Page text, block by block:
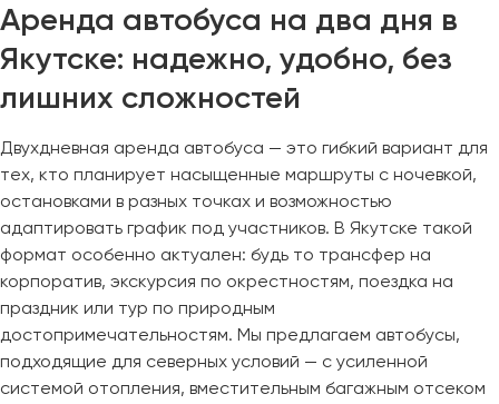
Аренда автобуса на два дня в
Якутске: надежно, удобно, без
лишних сложностей
Двухдневная аренда автобуса — это гибкий вариант для
тех, кто планирует насыщенные маршруты с ночевкой,
остановками в разных точках и возможностью
адаптировать график под участников. В Якутске такой
формат особенно актуален: будь то трансфер на
корпоратив, экскурсия по окрестностям, поездка на
праздник или тур по природным
достопримечательностям. Мы предлагаем автобусы,
подходящие для северных условий — с усиленной
системой отопления, вместительным багажным отсеком